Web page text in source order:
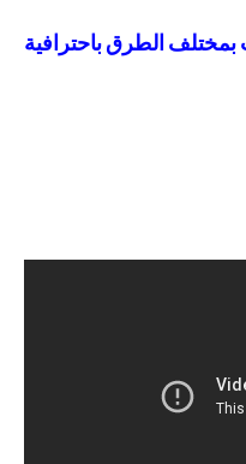
الطرق باحترافية